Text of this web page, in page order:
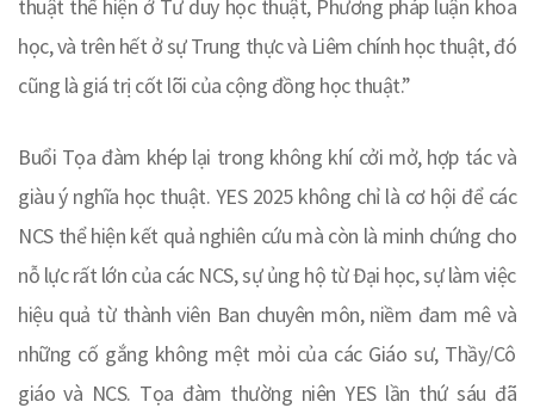
thuật thể hiện ở Tư duy học thuật, Phương pháp luận khoa
học, và trên hết ở sự Trung thực và Liêm chính học thuật, đó
cũng là giá trị cốt lõi của cộng đồng học thuật.”
Buổi Tọa đàm khép lại trong không khí cởi mở, hợp tác và
giàu ý nghĩa học thuật. YES 2025 không chỉ là cơ hội để các
NCS thể hiện kết quả nghiên cứu mà còn là minh chứng cho
nỗ lực rất lớn của các NCS, sự ủng hộ từ Đại học, sự làm việc
hiệu quả từ thành viên Ban chuyên môn, niềm đam mê và
những cố gắng không mệt mỏi của các Giáo sư, Thầy/Cô
giáo và NCS. Tọa đàm thường niên YES lần thứ sáu đã